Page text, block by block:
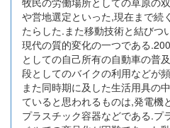
や営地選定といった,現在まで続
たらした.また移動技術と結びつ
現代の質的変化の一つである
としての自己所有の自動車の普
段としてのバイクの利用などが
また同時期に及した生活用具の
ていると思われるものは,発電機
プラスチック容器などである.プ